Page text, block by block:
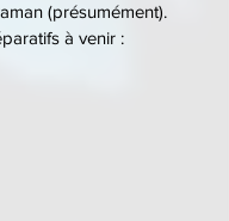
(présumément).
à venir :